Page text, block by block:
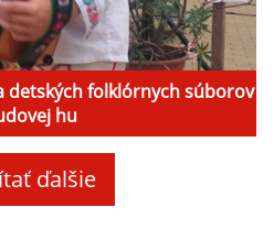
detských folklórnych súborov
hu
ďalšie